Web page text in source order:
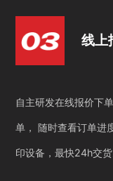
线上
自主研发在线报价下
单， 随时查看订单进
印设备，最快24h交货